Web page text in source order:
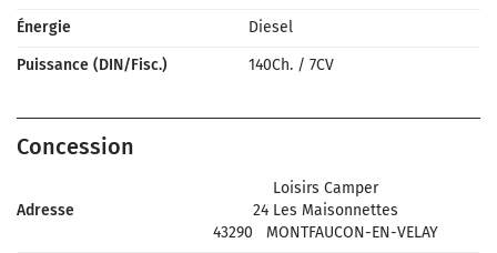
Énergie
Diesel
Puissance (DIN/Fisc.)
140Ch. / 7CV
Concession
Adresse
Loisirs Camper
24 Les Maisonnettes
43290
MONTFAUCON-EN-VELAY